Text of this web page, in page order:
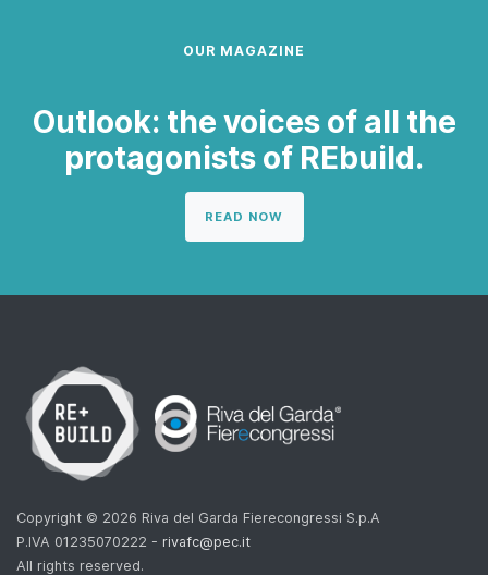
OUR MAGAZINE
Outlook: the voices of all the
protagonists of REbuild.
READ NOW
Copyright © 2026 Riva del Garda Fierecongressi S.p.A
P.IVA 01235070222 - rivafc@pec.it
All rights reserved.